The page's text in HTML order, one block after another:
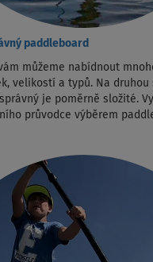
paddleboard
můžeme nabídnout
velikostí a typů. Na
je poměrně složité.
průvodce výběrem